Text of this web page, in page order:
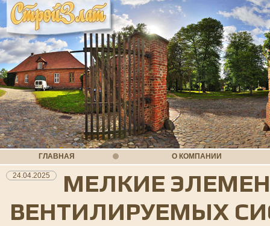
ГЛАВНАЯ О КОМПАНИИ
24.04.2025
МЕЛКИЕ
ВЕНТИЛИРУЕМЫХ